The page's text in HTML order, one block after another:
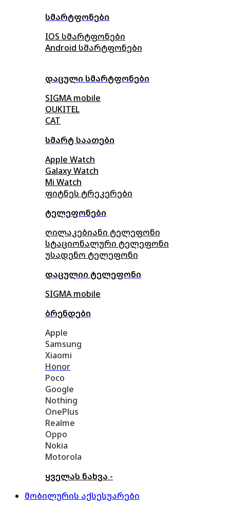
სმარტფონები
IOS სმარტფონები
Android სმარტფონები
დაცული სმარტფონები
SIGMA mobile
OUKITEL
CAT
სმარტ საათები
Apple Watch
Galaxy Watch
Mi Watch
ფიტნეს ტრეკერები
ტელეფონები
ღილაკებიანი ტელეფონი
სტაციონალური ტელეფონი
უსადენო ტელეფონი
დაცულიი ტელეფონი
SIGMA mobile
ბრენდები
Apple
Samsung
Xiaomi
Honor
Poco
Google
Nothing
OnePlus
Realme
Oppo
Nokia
Motorola
ყველას ნახვა -
მობილურის აქსესუარები